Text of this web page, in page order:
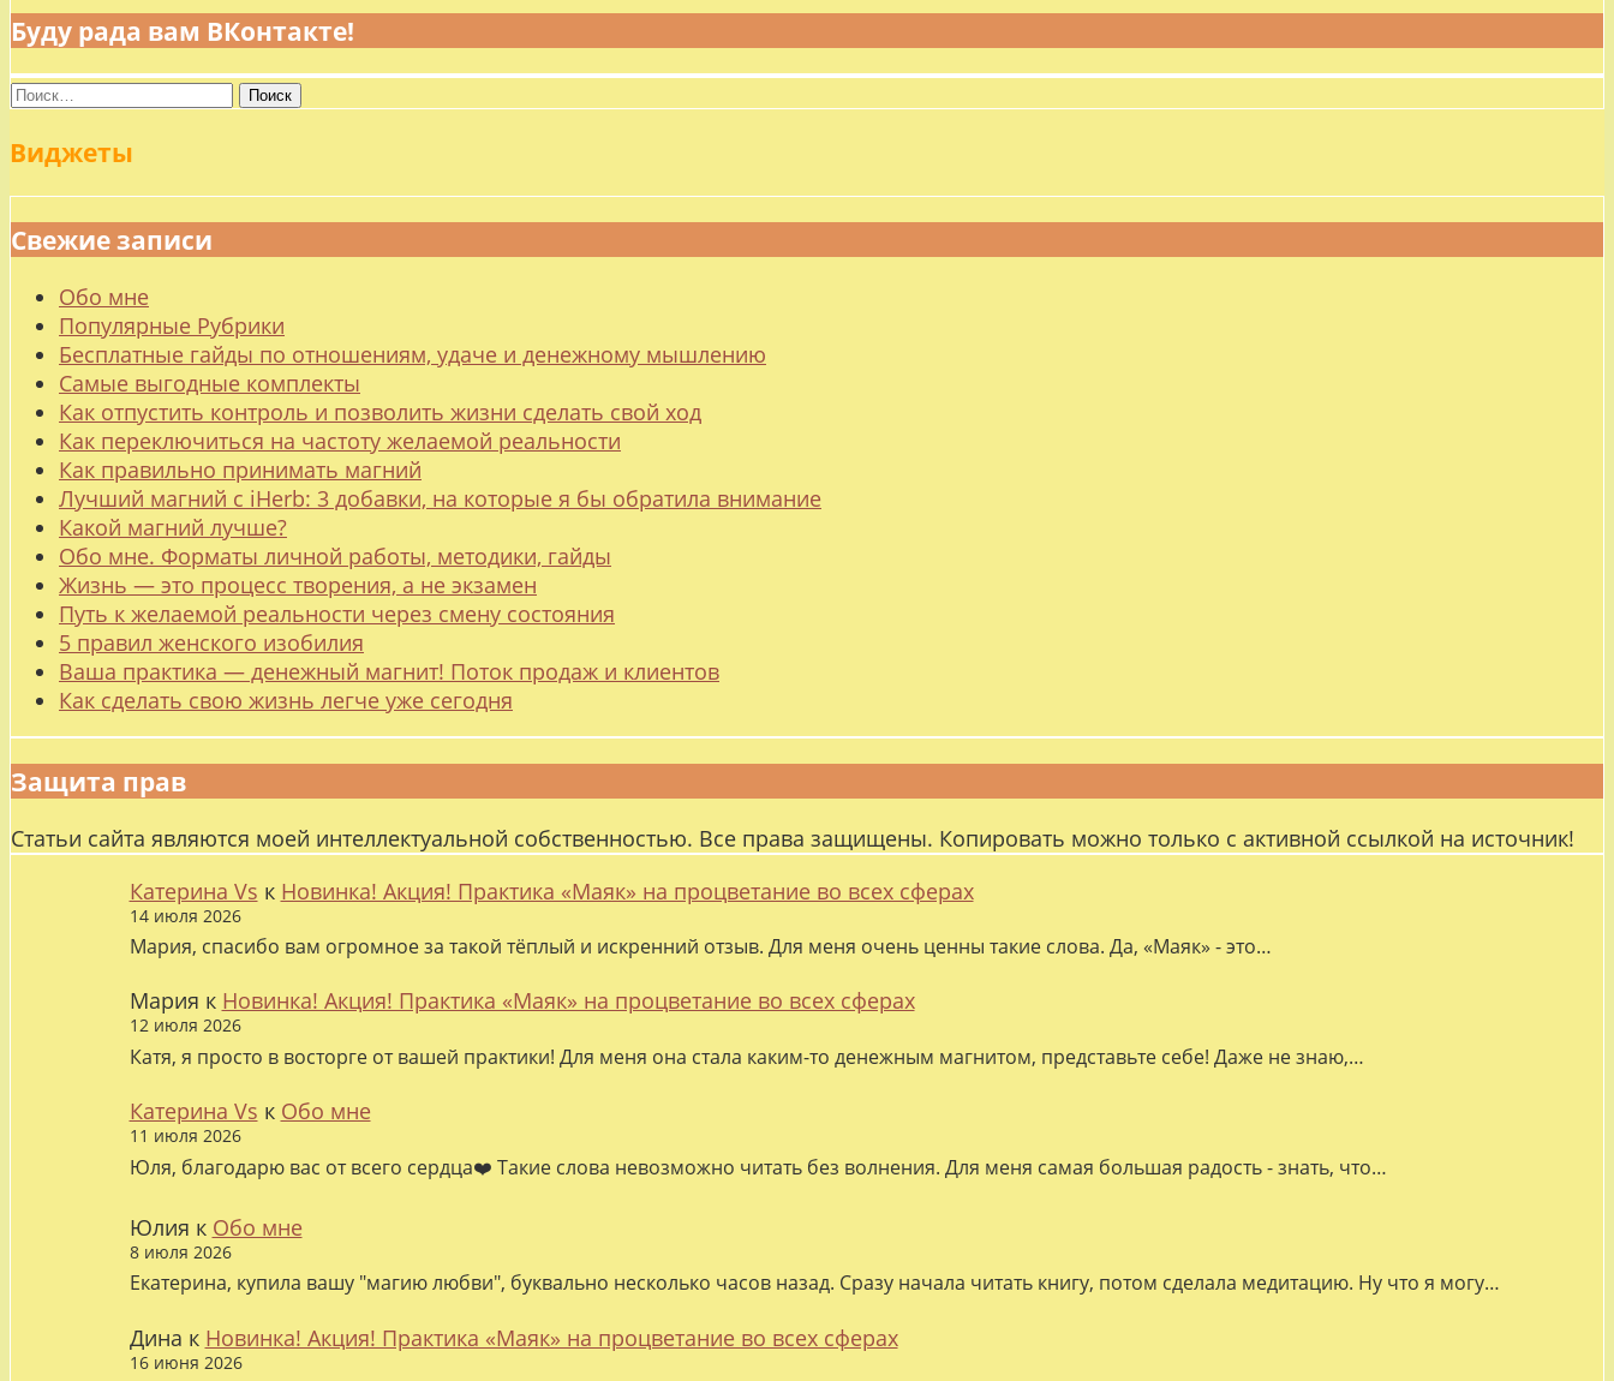
Буду рада вам ВКонтакте!
Найти:
Виджеты
Свежие записи
Обо мне
Популярные Рубрики
Бесплатные гайды по отношениям, удаче и денежному мышлению
Самые выгодные комплекты
Как отпустить контроль и позволить жизни сделать свой ход
Как переключиться на частоту желаемой реальности
Как правильно принимать магний
Лучший магний с iHerb: 3 добавки, на которые я бы обратила внимание
Какой магний лучше?
Обо мне. Форматы личной работы, методики, гайды
Жизнь — это процесс творения, а не экзамен
Путь к желаемой реальности через смену состояния
5 правил женского изобилия
Ваша практика — денежный магнит! Поток продаж и клиентов
Как сделать свою жизнь легче уже сегодня
Защита прав
Статьи сайта являются моей интеллектуальной собственностью. Все права защищены. Копировать можно только с активной ссылкой на источник!
Катерина Vs к Новинка! Акция! Практика «Маяк» на процветание во всех сферах
14 июля 2026
Мария, спасибо вам огромное за такой тёплый и искренний отзыв. Для меня очень ценны такие слова. Да, «Маяк» - это…
Мария к Новинка! Акция! Практика «Маяк» на процветание во всех сферах
12 июля 2026
Катя, я просто в восторге от вашей практики! Для меня она стала каким-то денежным магнитом, представьте себе! Даже не знаю,…
Катерина Vs к Обо мне
11 июля 2026
Юля, благодарю вас от всего сердца❤️ Такие слова невозможно читать без волнения. Для меня самая большая радость - знать, что…
Юлия к Обо мне
8 июля 2026
Екатерина, купила вашу "магию любви", буквально несколько часов назад. Сразу начала читать книгу, потом сделала медитацию. Ну что я могу…
Дина к Новинка! Акция! Практика «Маяк» на процветание во всех сферах
16 июня 2026